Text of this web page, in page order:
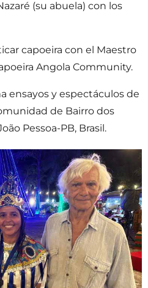
(su abuela) con los
capoeira con el Maestro
Angola Community.
ensayos y espectáculos de
de Bairro dos
Pessoa-PB, Brasil.